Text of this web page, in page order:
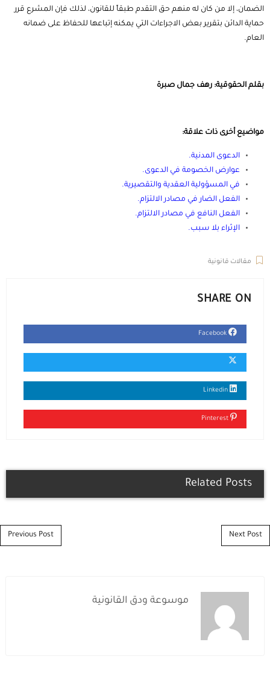
الضمان، إلا من كان له منهم حق التقدم طبقاً للقانون، لذلك فإن المشرع قرر
حماية الدائن بتقرير بعض الاجراءات التي يمكنه إتباعها للحفاظ على ضمانه
العام.
بقلم الحقوقية: رهف جمال صبرة
مواضيع أخرى ذات علاقة:
الدعوى المدنية.
عوارض الخصومة في الدعوى.
في المسؤولية العقدية والتقصيرية.
الفعل الضار في مصادر الالتزام.
الفعل النافع في مصادر الالتزام.
الإثراء بلا سبب.
مقالات قانونية
SHARE ON
Related Posts
Post navigation
Previous Post Next Post
موسوعة ودق القانونية